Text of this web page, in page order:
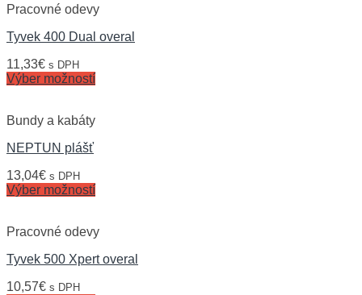
Pracovné odevy
Tyvek 400 Dual overal
11,33€ s DPH
Výber možností
Bundy a kabáty
NEPTUN plášť
13,04€ s DPH
Výber možností
Pracovné odevy
Tyvek 500 Xpert overal
10,57€ s DPH